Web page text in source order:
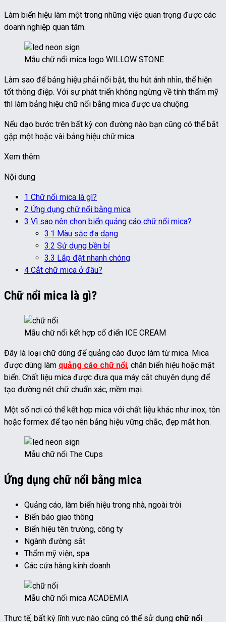
Làm biển hiệu làm một trong những việc quan trọng được các
doanh nghiệp quan tâm.
Mẫu chữ nổi mica logo WILLOW STONE
Làm sao để bảng hiệu phải nổi bật, thu hút ánh nhìn, thể hiện
tốt thông điệp. Với sự phát triển không ngừng về tính thẩm mỹ
thì làm bảng hiệu chữ nổi bằng mica được ưa chuộng.
Nếu dạo bước trên bất kỳ con đường nào bạn cũng có thể bắt
gặp một hoặc vài bảng hiệu chữ mica.
Xem thêm
Nội dung
1 Chữ nổi mica là gì?
2 Ứng dụng chữ nổi bằng mica
3 Vì sao nên chọn biển quảng cáo chữ nổi mica?
3.1 Màu sắc đa dạng
3.2 Sử dụng bền bỉ
3.3 Lắp đặt nhanh chóng
4 Cắt chữ mica ở đâu?
Chữ nổi mica là gì?
Mẫu chữ nổi kết hợp cổ điển ICE CREAM
Đây là loại chữ dùng để quảng cáo được làm từ mica. Mica
được dùng làm quảng cáo chữ nổi, chân biển hiệu hoặc mặt
biển. Chất liệu mica được đưa qua máy cắt chuyên dụng để
tạo đường nét chữ chuẩn xác, mềm mại.
Một số nơi có thể kết hợp mica với chất liệu khác như inox, tôn
hoặc formex để tạo nên bảng hiệu vững chắc, đẹp mắt hơn.
Mẫu chữ nổi The Cups
Ứng dụng chữ nổi bằng mica
Quảng cáo, làm biển hiệu trong nhà, ngoài trời
Biển báo giao thông
Biển hiệu tên trường, công ty
Ngành đường sắt
Thẩm mỹ viện, spa
Các cửa hàng kinh doanh
Mẫu chữ nổi mica ACADEMIA
Thực tế, bất kỳ lĩnh vực nào cũng có thể sử dụng chữ nổi